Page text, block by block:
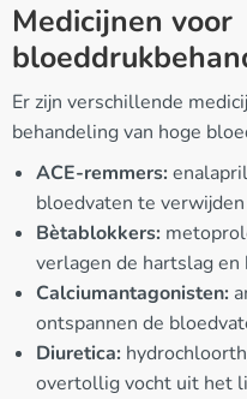
Medicijnen voor
Er zijn verschillende
behandeling van hoge
ACE-remmers:
bloedvaten te verwijden
Bètablokkers:
verlagen de hartslag
Calciumantagonisten:
ontspannen de
Diuretica:
overtollig vocht uit het